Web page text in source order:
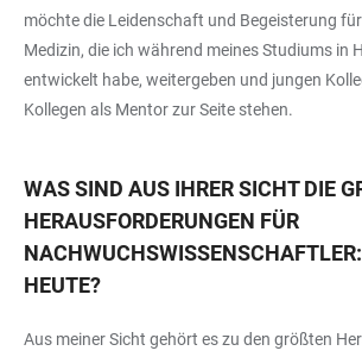
möchte die Leidenschaft und Begeisterung
Medizin, die ich während meines Studiums in
entwickelt habe, weitergeben und jungen
Kollegen als Mentor zur Seite stehen.
WAS SIND AUS IHRER SICHT DIE
ERAUSFORDERUNGEN FÜR N
EUTE?
Aus meiner Sicht gehört es zu den größten